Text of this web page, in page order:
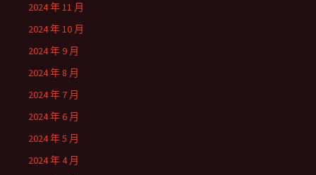
2024 年 11 月
2024 年 10 月
2024 年 9 月
2024 年 8 月
2024 年 7 月
2024 年 6 月
2024 年 5 月
2024 年 4 月